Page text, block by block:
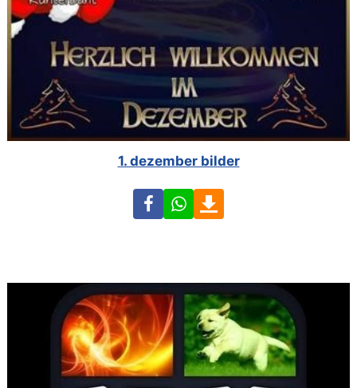
1. dezember bilder
FacebookWhatsApp